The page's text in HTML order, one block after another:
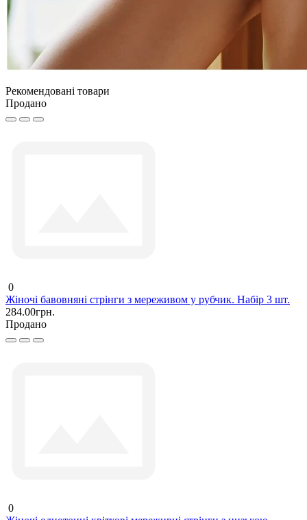
Рекомендовані товари
Продано
0
Жіночі бавовняні стрінги з мереживом у рубчик. Набір 3 шт.
284.00грн.
Продано
0